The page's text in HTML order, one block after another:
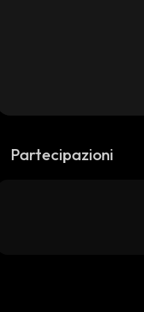
Partecipazioni